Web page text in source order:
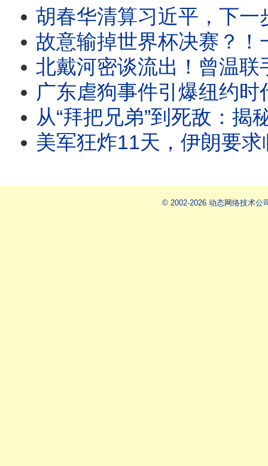
胡春华清算习近平，下一步直取总书记？李强突然抛出“财产公开”
故意输掉世界杯决赛？！一夜之间成为骗子的梅西遭遇假爆料、千万请愿、全
北戴河密谈流出！曾温联手否决，习近平惊爆
广东虐狗事件引爆纽约时代广场，从旺旺、铁链女到防疫扑杀：中国人为何向弱者下手？
从“拜把兄弟”到死敌：揭秘习近平与薄熙来34年恩怨，一场由“
美军狂炸11天，伊朗要求临时停火10天，川普拒绝！看懂魔鬼的交易：毛泽东的赞美
© 2002-2026 动态网络技术公